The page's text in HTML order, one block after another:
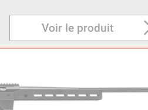
Voir le produit